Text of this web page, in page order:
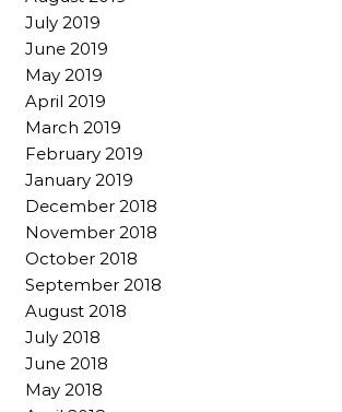
July 2019
June 2019
May 2019
April 2019
March 2019
February 2019
January 2019
December 2018
November 2018
October 2018
September 2018
August 2018
July 2018
June 2018
May 2018